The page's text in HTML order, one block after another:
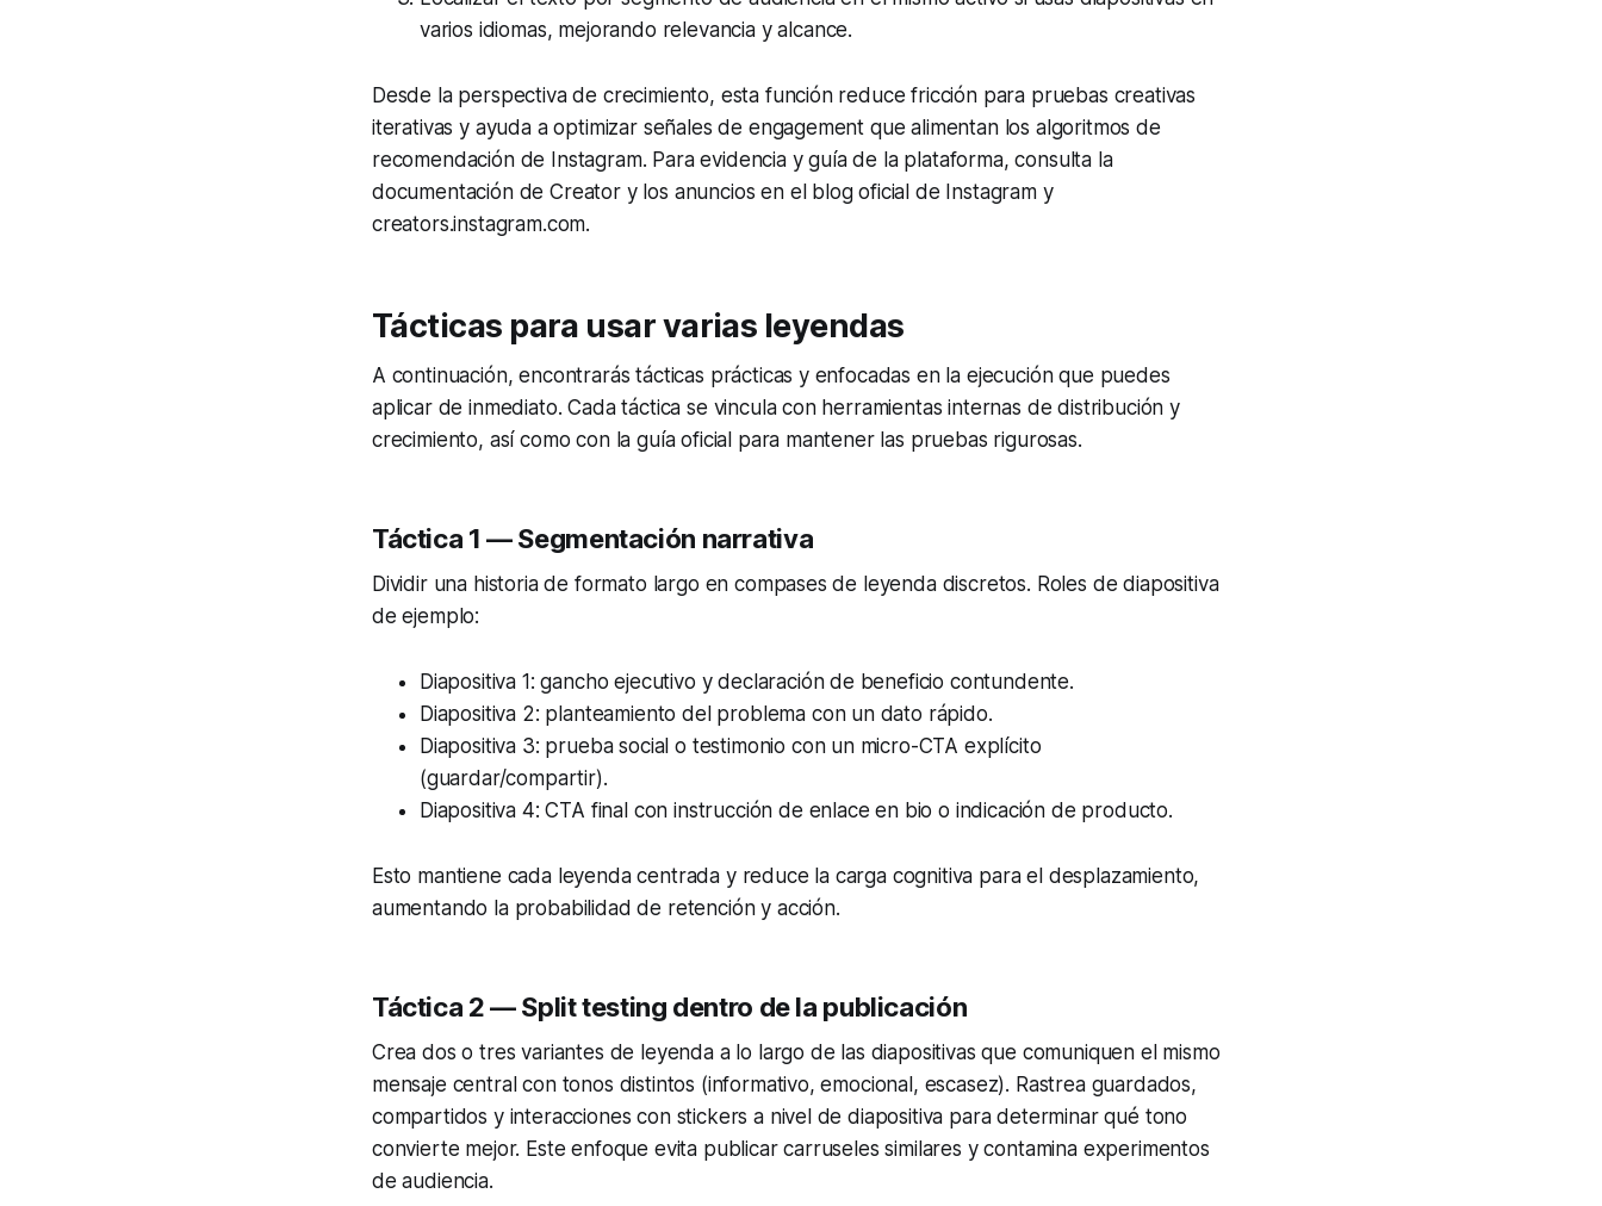
varios idiomas, mejorando relevancia y alcance.
Desde la perspectiva de crecimiento, esta función reduce fricción para pruebas creativas
iterativas y ayuda a optimizar señales de engagement que alimentan los algoritmos de
recomendación de Instagram. Para evidencia y guía de la plataforma, consulta la
documentación de Creator y los anuncios en el blog oficial de Instagram y
creators.instagram.com.
Tácticas para usar varias leyendas
A continuación, encontrarás tácticas prácticas y enfocadas en la ejecución que puedes
aplicar de inmediato. Cada táctica se vincula con herramientas internas de distribución y
crecimiento, así como con la guía oficial para mantener las pruebas rigurosas.
Táctica 1 — Segmentación narrativa
Dividir una historia de formato largo en compases de leyenda discretos. Roles de diapositiva
de ejemplo:
Diapositiva 1: gancho ejecutivo y declaración de beneficio contundente.
Diapositiva 2: planteamiento del problema con un dato rápido.
Diapositiva 3: prueba social o testimonio con un micro-CTA explícito
(guardar/compartir).
Diapositiva 4: CTA final con instrucción de enlace en bio o indicación de producto.
Esto mantiene cada leyenda centrada y reduce la carga cognitiva para el desplazamiento,
aumentando la probabilidad de retención y acción.
Táctica 2 — Split testing dentro de la publicación
Crea dos o tres variantes de leyenda a lo largo de las diapositivas que comuniquen el mismo
mensaje central con tonos distintos (informativo, emocional, escasez). Rastrea guardados,
compartidos y interacciones con stickers a nivel de diapositiva para determinar qué tono
convierte mejor. Este enfoque evita publicar carruseles similares y contamina experimentos
de audiencia.